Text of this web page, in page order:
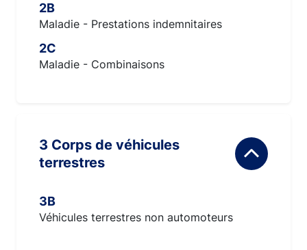
2B
Maladie - Prestations indemnitaires
2C
Maladie - Combinaisons
3 Corps de véhicules
terrestres
3B
Véhicules terrestres non automoteurs